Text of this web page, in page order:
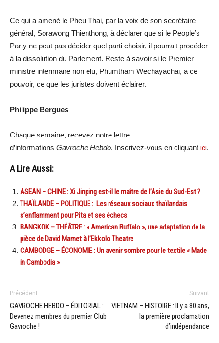
Ce qui a amené le Pheu Thai, par la voix de son secrétaire
général, Sorawong Thienthong, à déclarer que si le People’s
Party ne peut pas décider quel parti choisir, il pourrait procéder
à la dissolution du Parlement. Reste à savoir si le Premier
ministre intérimaire non élu, Phumtham Wechayachai, a ce
pouvoir, ce que les juristes doivent éclairer.
Philippe Bergues
Chaque semaine, recevez notre lettre
d’informations Gavroche Hebdo. Inscrivez-vous en cliquant ici.
A Lire Aussi:
ASEAN – CHINE : Xi Jinping est-il le maître de l’Asie du Sud-Est ?
THAÏLANDE – POLITIQUE : Les réseaux sociaux thaïlandais
s’enflamment pour Pita et ses échecs
BANGKOK – THÉÂTRE : « American Buffalo », une adaptation de la
pièce de David Mamet à l’Ekkolo Theatre
CAMBODGE – ÉCONOMIE : Un avenir sombre pour le textile « Made
in Cambodia »
Précédent
GAVROCHE HEBDO – ÉDITORIAL :
Devenez membres du premier Club
Gavroche !
Suivant
VIETNAM – HISTOIRE : Il y a 80 ans,
la première proclamation
d’indépendance